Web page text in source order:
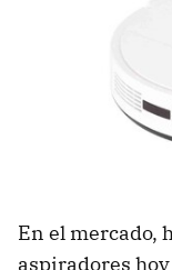
En el mercado,
aspiradores